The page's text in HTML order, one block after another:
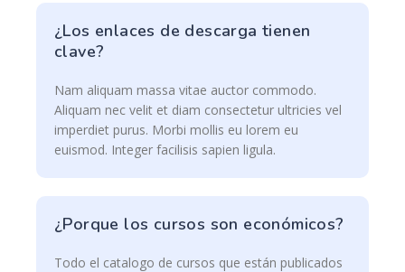
¿Los enlaces de descarga tienen
clave?
Nam aliquam massa vitae auctor commodo.
Aliquam nec velit et diam consectetur ultricies vel
imperdiet purus. Morbi mollis eu lorem eu
euismod. Integer facilisis sapien ligula.
¿Porque los cursos son económicos?
Todo el catalogo de cursos que están publicados